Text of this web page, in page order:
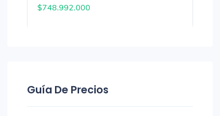
$748.992.000
Guía De Precios